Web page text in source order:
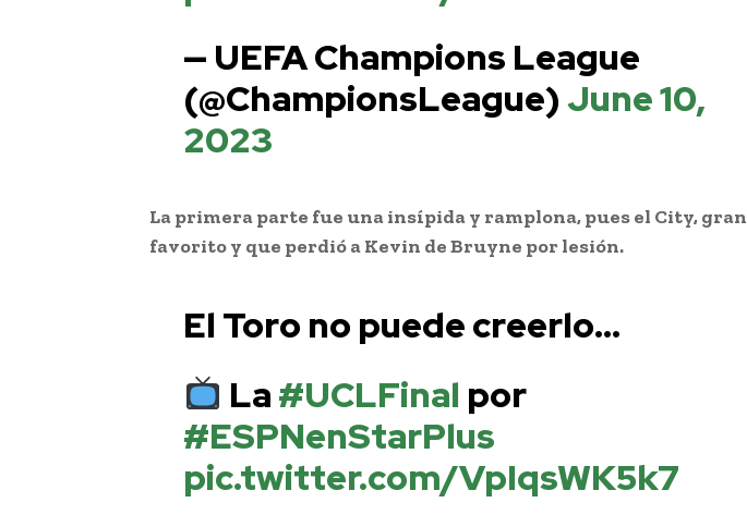
— UEFA Champions League
(@ChampionsLeague)June 10,
2023
La primera parte fue una insípida y ramplona, pues el City, gran
favorito y que perdió a Kevin de Bruyne por lesión.
El Toro no puede creerlo…
La#UCLFinal por
#ESPNenStarPlus
pic.twitter.com/VpIqsWK5k7